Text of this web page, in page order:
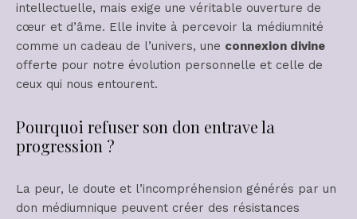
intellectuelle, mais exige une véritable ouverture de
cœur et d’âme. Elle invite à percevoir la médiumnité
comme un cadeau de l’univers, une connexion divine
offerte pour notre évolution personnelle et celle de
ceux qui nous entourent.
Pourquoi refuser son don entrave la
progression ?
La peur, le doute et l’incompréhension générés par un
don médiumnique peuvent créer des résistances